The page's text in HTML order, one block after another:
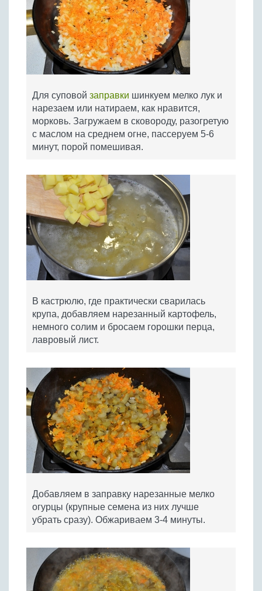
Для суповой заправки шинкуем мелко лук и
нарезаем или натираем, как нравится,
морковь. Загружаем в сковороду, разогретую
с маслом на среднем огне, пассеруем 5-6
минут, порой помешивая.
В кастрюлю, где практически сварилась
крупа, добавляем нарезанный картофель,
немного солим и бросаем горошки перца,
лавровый лист.
Добавляем в заправку нарезанные мелко
огурцы (крупные семена из них лучше
убрать сразу). Обжариваем 3-4 минуты.